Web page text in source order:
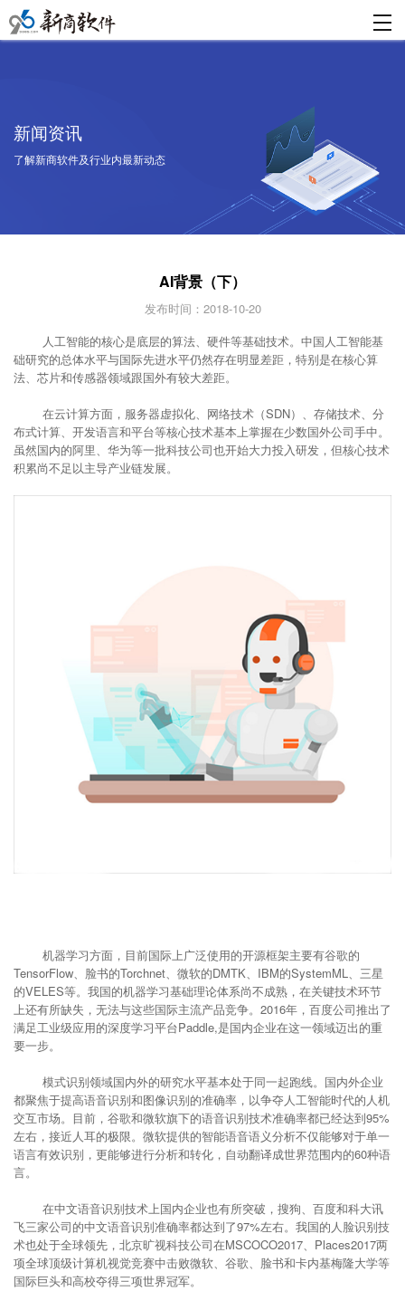
新闻资讯
了解新商软件及行业内最新动态
AI背景（下）
发布时间：2018-10-20
人工智能的核心是底层的算法、硬件等基础技术。中国人工智能基
础研究的总体水平与国际先进水平仍然存在明显差距，特别是在核心算
法、芯片和传感器领域跟国外有较大差距。
在云计算方面，服务器虚拟化、网络技术（SDN）、存储技术、分
布式计算、开发语言和平台等核心技术基本上掌握在少数国外公司手中。
虽然国内的阿里、华为等一批科技公司也开始大力投入研发，但核心技术
积累尚不足以主导产业链发展。
机器学习方面，目前国际上广泛使用的开源框架主要有谷歌的
TensorFlow、脸书的Torchnet、微软的DMTK、IBM的SystemML、三星
的VELES等。我国的机器学习基础理论体系尚不成熟，在关键技术环节
上还有所缺失，无法与这些国际主流产品竞争。2016年，百度公司推出了
满足工业级应用的深度学习平台Paddle,是国内企业在这一领域迈出的重
要一步。
模式识别领域国内外的研究水平基本处于同一起跑线。国内外企业
都聚焦于提高语音识别和图像识别的准确率，以争夺人工智能时代的人机
交互市场。目前，谷歌和微软旗下的语音识别技术准确率都已经达到95%
左右，接近人耳的极限。微软提供的智能语音语义分析不仅能够对于单一
语言有效识别，更能够进行分析和转化，自动翻译成世界范围内的60种语
言。
在中文语音识别技术上国内企业也有所突破，搜狗、百度和科大讯
飞三家公司的中文语音识别准确率都达到了97%左右。我国的人脸识别技
术也处于全球领先，北京旷视科技公司在MSCOCO2017、Places2017两
项全球顶级计算机视觉竞赛中击败微软、谷歌、脸书和卡内基梅隆大学等
国际巨头和高校夺得三项世界冠军。